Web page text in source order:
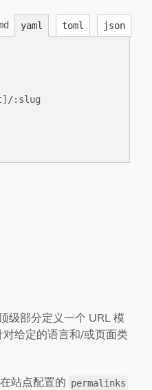
yaml toml json
:slug
级部分定义一个 URL 模
给定的语言和/或页面类
站点配置的 permalinks